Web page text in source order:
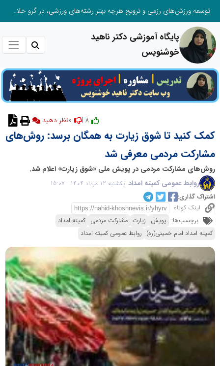
توسعه ورزش‌های رزمی و ترویج هرچه بهتر رشته‌های ورزشی، در گرو خلاقیت و نوآوری است
پایگاه آموزشی دکتر ناهید
خوشنویس
نظر دهید
کمک کنید تا شوق زیارت به همگان برسد: روش‌های
مشارکت مردمی معرفی شد
روش‌های مشارکت مردمی در پویش ملی «شوق زیارت» اعلام شد.
روابط عمومی کمیته امداد یکشنبه 12 مرداد 1404 - 15:07
اشتراک گذاری:
لینک کوتاه
برچسب‌ها: پویش زیارت مشارکت مردمی کمیته امداد
کمیته امداد امام خمینی(ره) روابط عمومی کمیته امداد